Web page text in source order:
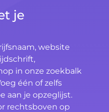
je
website
in onze zoekbalk
één of zelfs
aan je opzeglijst.
rechtsboven op